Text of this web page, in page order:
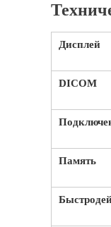
Дисплей
DICOM
Память